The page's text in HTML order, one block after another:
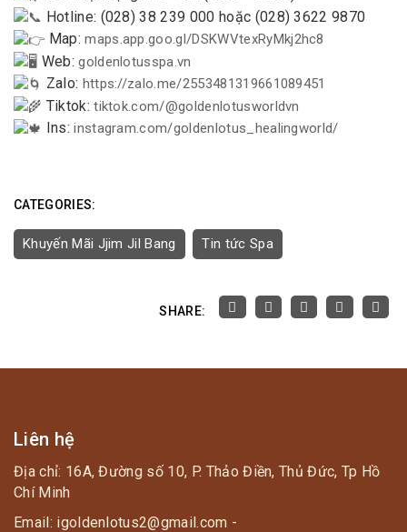
Hotline: (028) 38 239 000 hoặc (028) 3622 9870
Map:maps.app.goo.gl/DSKWVtexRyMkj2hc8
Web:goldenlotusspa.vn
Zalo: https://zalo.me/2553481319661089451
Tiktok:tiktok.com/@goldenlotusworldvn
Ins:instagram.com/goldenlotus_healingworld/
CATEGORIES:
Khuyến Mãi Jjim Jil Bang Tin tức Spa
SHARE:
Liên hệ
Địa chỉ: 16A, Đường số 10, P. Thảo Điền, Thủ Đức, Tp Hồ
Chí Minh
Email: igoldenlotus2@gmail.com -